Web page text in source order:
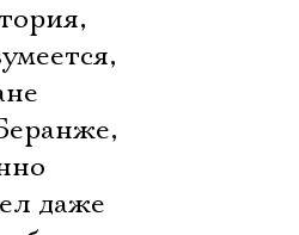
даже